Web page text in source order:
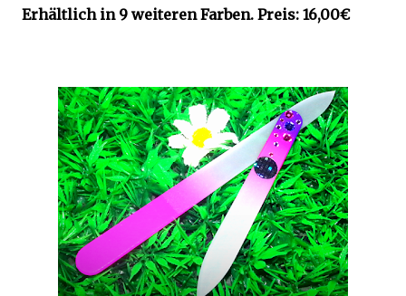
Erhältlich in 9 weiteren Farben. Preis: 16,00€